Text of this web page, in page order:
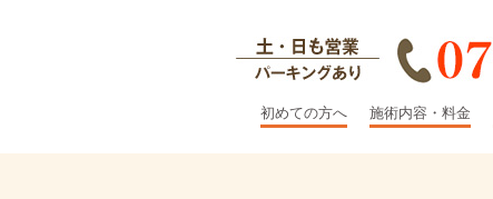
初めての方へ 施術内容・料金